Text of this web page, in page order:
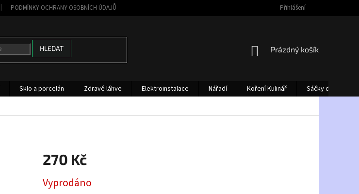
PODMÍNKY OCHRANY OSOBNÍCH ÚDAJŮ Přihlášení
HLEDAT
NÁKUPNÍ
Prázdný košík
Sklo a porcelán Zdravé láhve Elektroinstalace Nářadí Koření Kulinář
Sáčky do
270 Kč
cena:
Vyprodáno